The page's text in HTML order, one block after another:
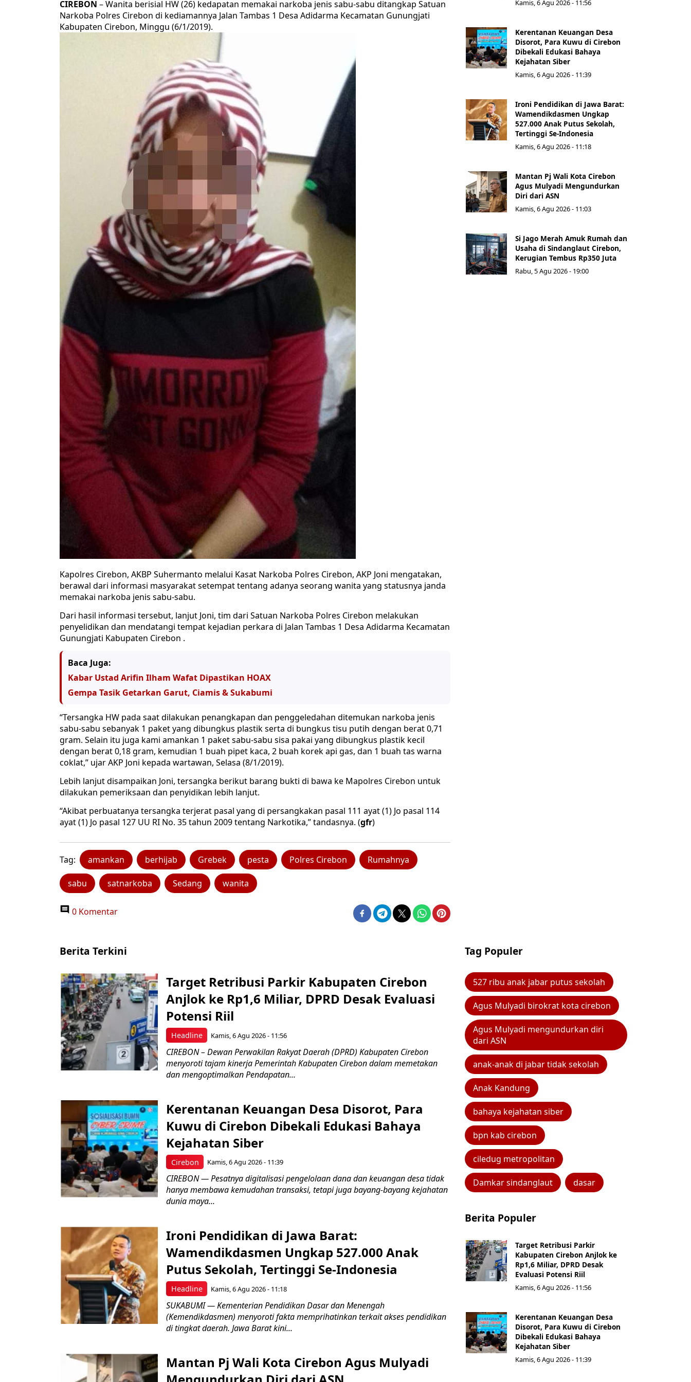
CIREBON – Wanita berisial HW (26) kedapatan memakai narkoba jenis sabu-sabu ditangkap Satuan
Narkoba Polres Cirebon di kediamannya Jalan Tambas 1 Desa Adidarma Kecamatan Gunungjati
Kabupaten Cirebon, Minggu (6/1/2019).
Kapolres Cirebon, AKBP Suhermanto melalui Kasat Narkoba Polres Cirebon, AKP Joni mengatakan,
berawal dari informasi masyarakat setempat tentang adanya seorang wanita yang statusnya janda
memakai narkoba jenis sabu-sabu.
Dari hasil informasi tersebut, lanjut Joni, tim dari Satuan Narkoba Polres Cirebon melakukan
penyelidikan dan mendatangi tempat kejadian perkara di Jalan Tambas 1 Desa Adidarma Kecamatan
Gunungjati Kabupaten Cirebon .
Baca Juga:
Kabar Ustad Arifin Ilham Wafat Dipastikan HOAX
Gempa Tasik Getarkan Garut, Ciamis & Sukabumi
“Tersangka HW pada saat dilakukan penangkapan dan penggeledahan ditemukan narkoba jenis
sabu-sabu sebanyak 1 paket yang dibungkus plastik serta di bungkus tisu putih dengan berat 0,71
gram. Selain itu juga kami amankan 1 paket sabu-sabu sisa pakai yang dibungkus plastik kecil
dengan berat 0,18 gram, kemudian 1 buah pipet kaca, 2 buah korek api gas, dan 1 buah tas warna
coklat,” ujar AKP Joni kepada wartawan, Selasa (8/1/2019).
Lebih lanjut disampaikan Joni, tersangka berikut barang bukti di bawa ke Mapolres Cirebon untuk
dilakukan pemeriksaan dan penyidikan lebih lanjut.
“Akibat perbuatanya tersangka terjerat pasal yang di persangkakan pasal 111 ayat (1) Jo pasal 114
ayat (1) Jo pasal 127 UU RI No. 35 tahun 2009 tentang Narkotika,” tandasnya. (gfr)
Tag: amankan berhijab Grebek pesta Polres Cirebon Rumahnya
sabu satnarkoba Sedang wanita
0 Komentar
Kamis, 6 Agu 2026 - 11:56
Kerentanan Keuangan Desa
Disorot, Para Kuwu di Cirebon
Dibekali Edukasi Bahaya
Kejahatan Siber
Kamis, 6 Agu 2026 - 11:39
Ironi Pendidikan di Jawa Barat:
Wamendikdasmen Ungkap
527.000 Anak Putus Sekolah,
Tertinggi Se-Indonesia
Kamis, 6 Agu 2026 - 11:18
Mantan Pj Wali Kota Cirebon
Agus Mulyadi Mengundurkan
Diri dari ASN
Kamis, 6 Agu 2026 - 11:03
Si Jago Merah Amuk Rumah dan
Usaha di Sindanglaut Cirebon,
Kerugian Tembus Rp350 Juta
Rabu, 5 Agu 2026 - 19:00
Berita Terkini
Headline
Target Retribusi Parkir Kabupaten Cirebon
Anjlok ke Rp1,6 Miliar, DPRD Desak Evaluasi
Potensi Riil
Kamis, 6 Agu 2026 - 11:56
CIREBON – Dewan Perwakilan Rakyat Daerah (DPRD) Kabupaten Cirebon
menyoroti tajam kinerja Pemerintah Kabupaten Cirebon dalam memetakan
dan mengoptimalkan Pendapatan...
Cirebon
Kerentanan Keuangan Desa Disorot, Para
Kuwu di Cirebon Dibekali Edukasi Bahaya
Kejahatan Siber
Kamis, 6 Agu 2026 - 11:39
CIREBON — Pesatnya digitalisasi pengelolaan dana dan keuangan desa tidak
hanya membawa kemudahan transaksi, tetapi juga bayang-bayang kejahatan
dunia maya...
Headline
Ironi Pendidikan di Jawa Barat:
Wamendikdasmen Ungkap 527.000 Anak
Putus Sekolah, Tertinggi Se-Indonesia
Kamis, 6 Agu 2026 - 11:18
SUKABUMI — Kementerian Pendidikan Dasar dan Menengah
(Kemendikdasmen) menyoroti fakta memprihatinkan terkait akses pendidikan
di tingkat daerah. Jawa Barat kini...
Mantan Pj Wali Kota Cirebon Agus Mulyadi
Tag Populer
527 ribu anak jabar putus sekolah
Agus Mulyadi birokrat kota cirebon
Agus Mulyadi mengundurkan diri
dari ASN
anak-anak di jabar tidak sekolah
Anak Kandung
bahaya kejahatan siber
bpn kab cirebon
ciledug metropolitan
Damkar sindanglaut dasar
Berita Populer
Target Retribusi Parkir
Kabupaten Cirebon Anjlok ke
Rp1,6 Miliar, DPRD Desak
Evaluasi Potensi Riil
Kamis, 6 Agu 2026 - 11:56
Kerentanan Keuangan Desa
Disorot, Para Kuwu di Cirebon
Dibekali Edukasi Bahaya
Kejahatan Siber
Kamis, 6 Agu 2026 - 11:39